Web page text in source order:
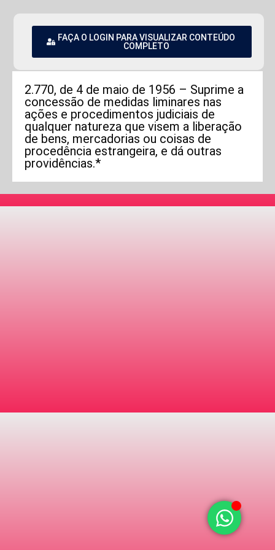
FAÇA O LOGIN PARA VISUALIZAR CONTEÚDO
COMPLETO
2.770, de 4 de maio de 1956 – Suprime a
concessão de medidas liminares nas
ações e procedimentos judiciais de
qualquer natureza que visem a liberação
de bens, mercadorias ou coisas de
procedência estrangeira, e dá outras
providências.*